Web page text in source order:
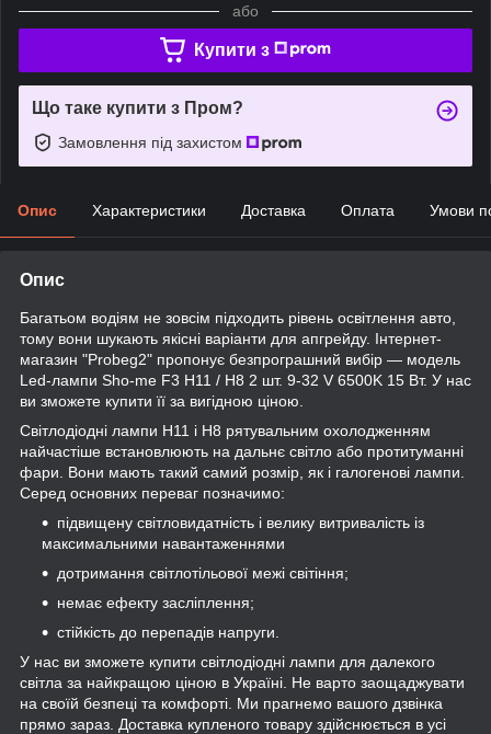
або
Купити з
Що таке купити з Пром?
Замовлення під захистом
Опис Характеристики Доставка Оплата Умови
Опис
Багатьом водіям не зовсім підходить рівень освітлення авто,
тому вони шукають якісні варіанти для апгрейду. Інтернет-
магазин "Probeg2" пропонує безпрограшний вибір — модель
Led-лампи Sho-me F3 H11 / H8 2 шт. 9-32 V 6500K 15 Вт. У нас
ви зможете купити її за вигідною ціною.
Світлодіодні лампи H11 і H8 рятувальним охолодженням
найчастіше встановлюють на дальнє світло або протитуманні
фари. Вони мають такий самий розмір, як і галогенові лампи.
Серед основних переваг позначимо:
підвищену світловидатність і велику витривалість із
максимальними навантаженнями
дотримання світлотільової межі світіння;
немає ефекту засліплення;
стійкість до перепадів напруги.
У нас ви зможете купити світлодіодні лампи для далекого
світла за найкращою ціною в Україні. Не варто заощаджувати
на своїй безпеці та комфорті. Ми прагнемо вашого дзвінка
прямо зараз. Доставка купленого товару здійснюється в усі